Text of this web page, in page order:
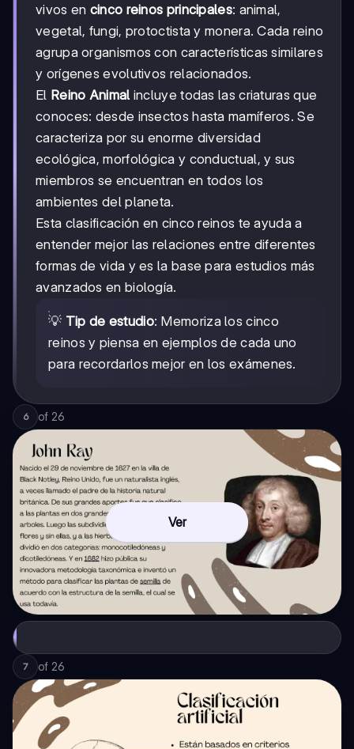
vivos en cinco reinos principales: animal,
vegetal, fungi, protoctista y monera. Cada reino
agrupa organismos con características similares
y orígenes evolutivos relacionados.
El Reino Animal incluye todas las criaturas que
conoces: desde insectos hasta mamíferos. Se
caracteriza por su enorme diversidad
ecológica, morfológica y conductual, y sus
miembros se encuentran en todos los
ambientes del planeta.
Esta clasificación en cinco reinos te ayuda a
entender mejor las relaciones entre diferentes
formas de vida y es la base para estudios más
avanzados en biología.
💡 Tip de estudio: Memoriza los cinco
reinos y piensa en ejemplos de cada uno
para recordarlos mejor en los exámenes.
6 of 26
Ver
7 of 26